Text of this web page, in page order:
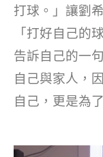
打球。」讓劉
「打好自己的
告訴自己的一
自己與家人，
自己，更是為